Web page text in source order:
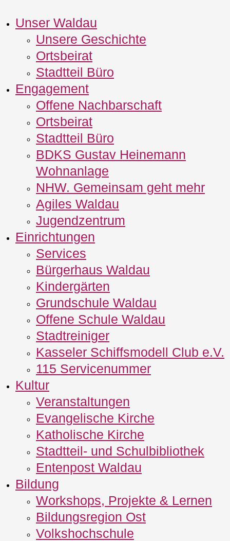
Unser Waldau
Unsere Geschichte
Ortsbeirat
Stadtteil Büro
Engagement
Offene Nachbarschaft
Ortsbeirat
Stadtteil Büro
BDKS Gustav Heinemann
Wohnanlage
NHW. Gemeinsam geht mehr
Agiles Waldau
Jugendzentrum
Einrichtungen
Services
Bürgerhaus Waldau
Kindergärten
Grundschule Waldau
Offene Schule Waldau
Stadtreiniger
Kasseler Schiffsmodell Club e.V.
115 Servicenummer
Kultur
Veranstaltungen
Evangelische Kirche
Katholische Kirche
Stadtteil- und Schulbibliothek
Entenpost Waldau
Bildung
Workshops, Projekte & Lernen
Bildungsregion Ost
Volkshochschule